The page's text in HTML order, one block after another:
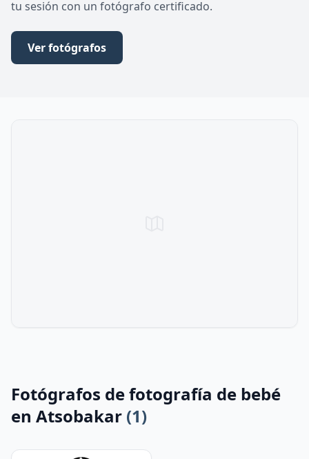
tu sesión con un fotógrafo certificado.
Ver fotógrafos
Fotógrafos de fotografía de bebé
en Atsobakar (1)